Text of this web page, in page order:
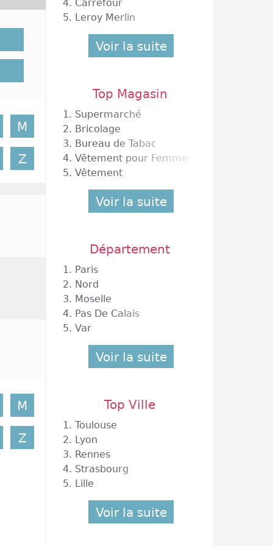
de
elles
à
votre
du
un
et il
de
les
de
se
vos
M
Z
M
Z
4. Carrefour
5. Leroy Merlin
Voir la suite
Top Magasin
1. Supermarché
2. Bricolage
3. Bureau de Tabac
4. Vêtement pour Femme
5. Vêtement
Voir la suite
Département
1. Paris
2. Nord
3. Moselle
4. Pas De Calais
5. Var
Voir la suite
Top Ville
1. Toulouse
2. Lyon
3. Rennes
4. Strasbourg
5. Lille
Voir la suite